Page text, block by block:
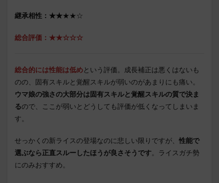
継承相性：★★★★☆
総合評価：★★☆☆☆
総合的には性能は低めという評価。成長補正は悪くはないも
のの、固有スキルと覚醒スキルが弱いのがあまりにも痛い。
ウマ娘の強さの大部分は固有スキルと覚醒スキルの質で決ま
るので、ここが弱いとどうしても評価が低くなってしまいま
す。
せっかくの新ライスの登場なのに悲しい限りですが、 性能で
選ぶなら正直スルーしたほうが良さそうです。ライスガチ勢
にのみおすすめ。